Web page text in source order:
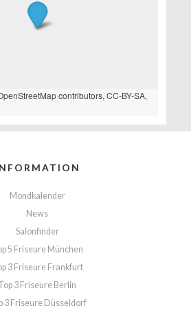
contributors, CC-BY-SA,
Mondkalender
News
Salonfinder
5 Friseure München
3 Friseure Frankfurt
3 Friseure Berlin
3 Friseure Düsseldorf